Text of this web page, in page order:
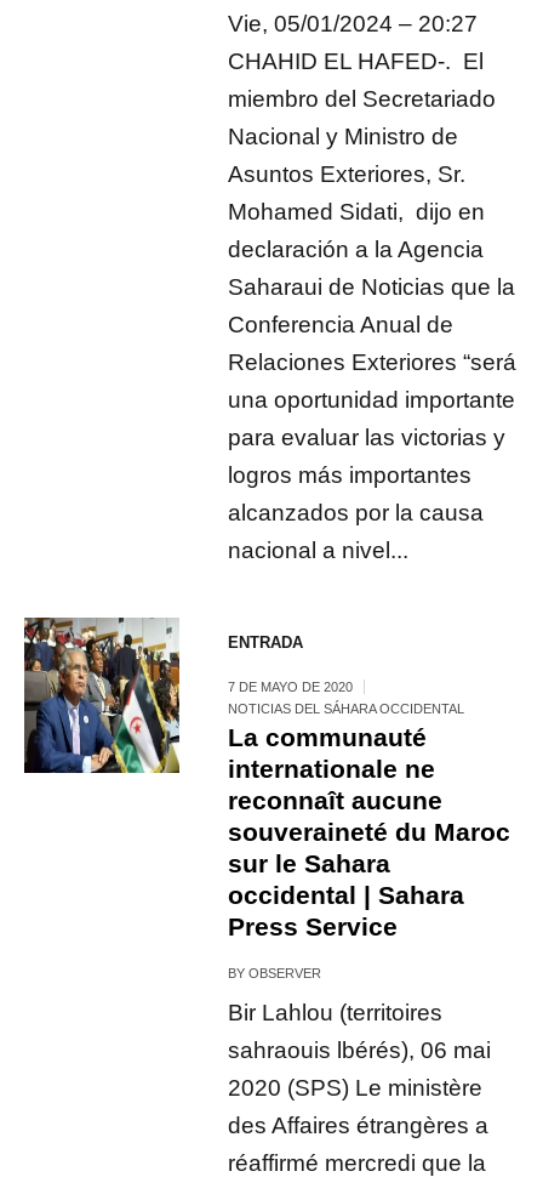
Vie, 05/01/2024 – 20:27
CHAHID EL HAFED-. El
miembro del Secretariado
Nacional y Ministro de
Asuntos Exteriores, Sr.
Mohamed Sidati, dijo en
declaración a la Agencia
Saharaui de Noticias que la
Conferencia Anual de
Relaciones Exteriores “será
una oportunidad importante
para evaluar las victorias y
logros más importantes
alcanzados por la causa
nacional a nivel...
ENTRADA
7 DE MAYO DE 2020
NOTICIAS DEL SÁHARA OCCIDENTAL
La communauté
internationale ne
reconnaît aucune
souveraineté du Maroc
sur le Sahara
occidental | Sahara
Press Service
BYOBSERVER
Bir Lahlou (territoires
sahraouis lbérés), 06 mai
2020 (SPS) Le ministère
des Affaires étrangères a
réaffirmé mercredi que la